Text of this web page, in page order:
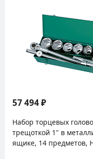
₽
торцевых головок с
1" в металлическом
14 предметов, HONITON